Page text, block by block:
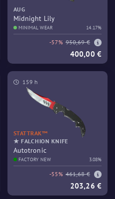
AUG
Midnight Lily
MINIMAL WEAR 14.17%
-57% 950,69 €
400,00 €
159 h
STATTRAK™
★ FALCHION KNIFE
Autotronic
FACTORY NEW 3.08%
-55% 461,68 €
203,26 €